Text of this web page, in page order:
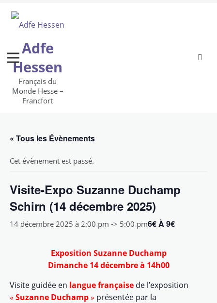
content
Adfe
Hessen
Français du
Monde Hesse –
Francfort
« Tous les Évènements
Cet évènement est passé.
Visite-Expo Suzanne Duchamp
Schirn (14 décembre 2025)
14 décembre 2025 à 2:00 pm -> 5:00 pm6€ À 9€
Exposition Suzanne Duchamp
Dimanche 14 décembre à 14h00
Visite guidée en langue française de l’exposition
« Suzanne Duchamp» présentée par la